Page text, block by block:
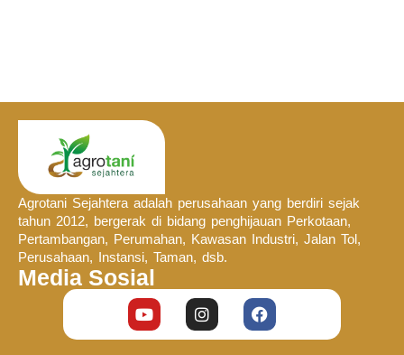
Agrotani Sejahtera adalah perusahaan yang berdiri sejak
tahun 2012, bergerak di bidang penghijauan Perkotaan,
Pertambangan, Perumahan, Kawasan Industri, Jalan Tol,
Perusahaan, Instansi, Taman, dsb.
Media Sosial